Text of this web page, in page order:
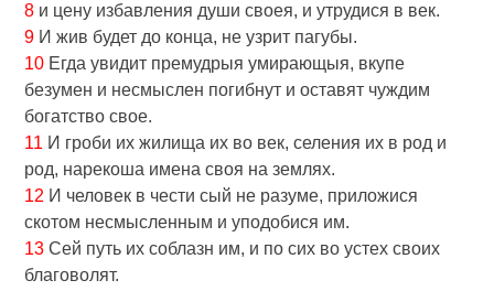
8 и цену избавления души своея, и утрудися в век.
9 И жив будет до конца, не узрит пагубы.
10 Егда увидит премудрыя умирающыя, вкупе
безумен и несмыслен погибнут и оставят чуждим
богатство свое.
11 И гроби их жилища их во век, селения их в род и
род, нарекоша имена своя на землях.
12 И человек в чести сый не разуме, приложися
скотом несмысленным и уподобися им.
13 Сей путь их соблазн им, и по сих во устех своих
благоволят.